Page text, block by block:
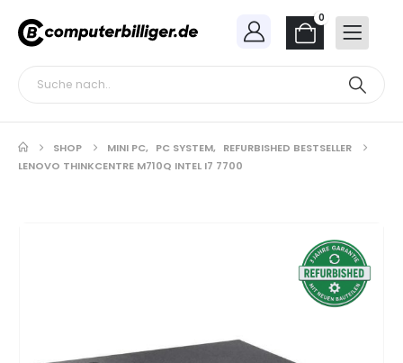
0
SHOP MINI PC, PC SYSTEM, REFURBISHED BESTSELLER
LENOVO THINKCENTRE M710Q INTEL I7 7700